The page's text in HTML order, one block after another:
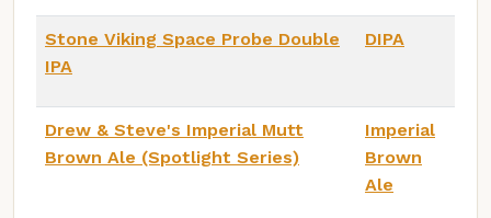
Stone Viking Space Probe Double
IPA
DIPA
Drew & Steve's Imperial Mutt
Brown Ale (Spotlight Series)
Imperial
Brown
Ale